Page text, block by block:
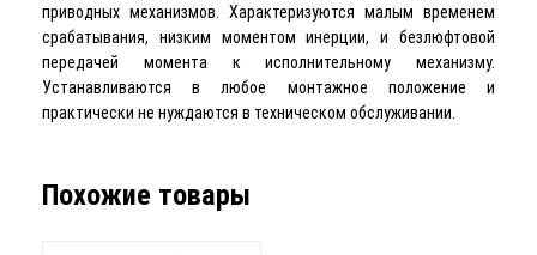
приводных механизмов. Характеризуются малым временем
срабатывания, низким моментом инерции, и безлюфтовой
передачей момента к исполнительному механизму.
Устанавливаются в любое монтажное положение и
практически не нуждаются в техническом обслуживании.
Похожие товары